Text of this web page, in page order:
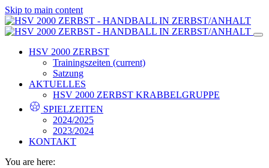
Skip to main content
HSV 2000 ZERBST
Trainingszeiten (current)
Satzung
AKTUELLES
HSV 2000 ZERBST KRABBELGRUPPE
SPIELZEITEN
2024/2025
2023/2024
KONTAKT
You are here: